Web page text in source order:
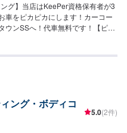
円・16〜19インチ11,800
グ】当店はKeePer資格保有者が3
車をピカピカにします！カーコー
ウンSSへ！代車無料です！【ピュ
円LL:28,400円XL:32,900円
込【フレッシュKeePer】[価
円LL:38,400円XL:42,900円
3,000円off！【ダイヤモンド
円L:64,400円LL:70,900円
8時間※洗車時間込【Wダイヤモ
ング・ボディコ
5.0(2件)